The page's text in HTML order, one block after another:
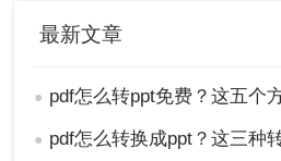
最新文章
● pdf怎么转ppt免费？这五个方法
● pdf怎么转换成ppt？这三种